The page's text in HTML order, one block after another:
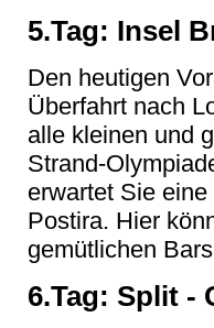
5.Tag: Insel
Den heutigen
Überfahrt nach
alle kleinen und
Strand-
erwartet Sie
Postira. Hier
gemütlichen
6.Tag: Split -